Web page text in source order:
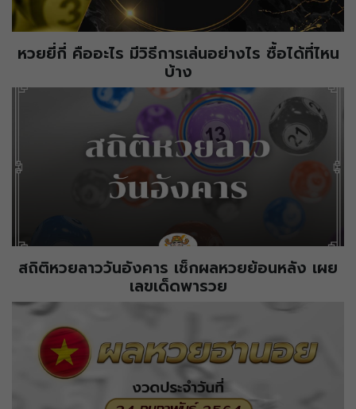
หวยยี่กี่ คืออะไร มีวิธีการเล่นอย่างไร ซื้อได้ที่ไหน
บ้าง
สถิติหวยลาววันอังคาร เช็กผลหวยย้อนหลัง เผย
เลขเด็ดพารวย